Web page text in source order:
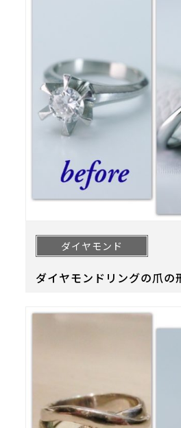
ダイヤモンド
ダイヤモンドリングの爪の